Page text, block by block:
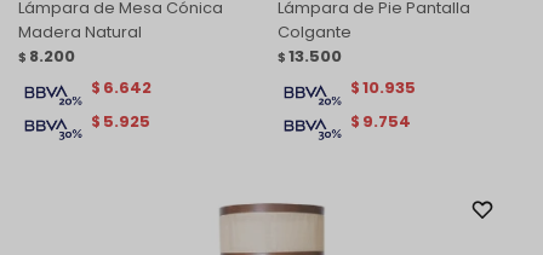
Lámpara de Mesa Cónica
Madera Natural
$ 8.200
$ 5.925
$ 6.642
Lámpara de Pie Pantalla
Colgante
$ 13.500
$ 9.754
$10.935